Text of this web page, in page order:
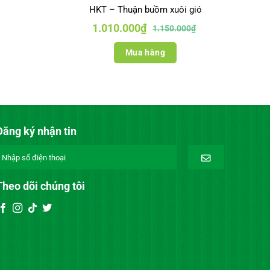
HKT – Thuận buồm xuôi gió
1.150.000₫
Giá
gốc
là:
1.150.000₫.
1.010.000₫Giá
hiện
tại
là:
1.010.000₫.
Mua hàng
ký nhận tin
dõi chúng tôi